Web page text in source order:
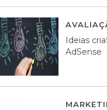
Ideias
AdSense